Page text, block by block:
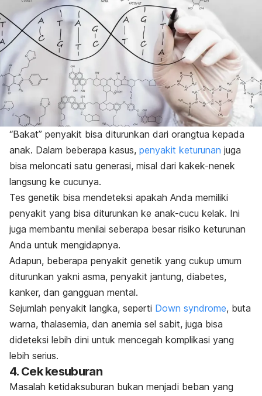
“Bakat” penyakit bisa diturunkan dari orangtua kepada
anak. Dalam beberapa kasus, penyakit keturunan juga
bisa meloncati satu generasi, misal dari kakek-nenek
langsung ke cucunya.
Tes genetik bisa mendeteksi apakah Anda memiliki
penyakit yang bisa diturunkan ke anak-cucu kelak. Ini
juga membantu menilai seberapa besar risiko keturunan
Anda untuk mengidapnya.
Adapun, beberapa penyakit genetik yang cukup umum
diturunkan yakni asma, penyakit jantung, diabetes,
kanker, dan gangguan mental.
Sejumlah penyakit langka, seperti Down syndrome, buta
warna, thalasemia, dan anemia sel sabit, juga bisa
dideteksi lebih dini untuk mencegah komplikasi yang
lebih serius.
4. Cek kesuburan
Masalah ketidaksuburan bukan menjadi beban yang